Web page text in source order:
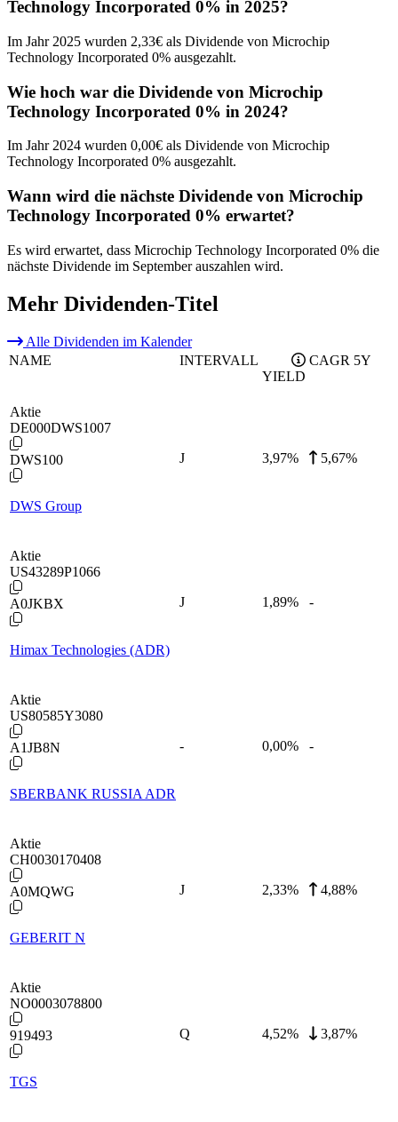
Technology Incorporated 0% in 2025?
Im Jahr 2025 wurden 2,33€ als Dividende von Microchip
Technology Incorporated 0% ausgezahlt.
Wie hoch war die Dividende von Microchip
Technology Incorporated 0% in 2024?
Im Jahr 2024 wurden 0,00€ als Dividende von Microchip
Technology Incorporated 0% ausgezahlt.
Wann wird die nächste Dividende von Microchip
Technology Incorporated 0% erwartet?
Es wird erwartet, dass Microchip Technology Incorporated 0% die
nächste Dividende im September auszahlen wird.
Mehr Dividenden-Titel
Alle Dividenden im Kalender
NAME
INTERVALL
YIELD
CAGR 5Y
Aktie
DE000DWS1007
DWS100
DWS Group
J 3,97% 5,67%
Aktie
US43289P1066
A0JKBX
Himax Technologies (ADR)
J 1,89% -
Aktie
US80585Y3080
A1JB8N
SBERBANK RUSSIA ADR
- 0,00% -
Aktie
CH0030170408
A0MQWG
GEBERIT N
J 2,33% 4,88%
Aktie
NO0003078800
919493
TGS
Q 4,52% 3,87%